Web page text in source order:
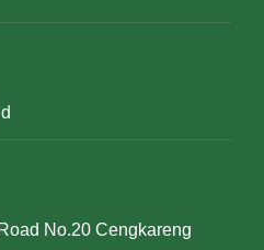
No.20 Cengkareng